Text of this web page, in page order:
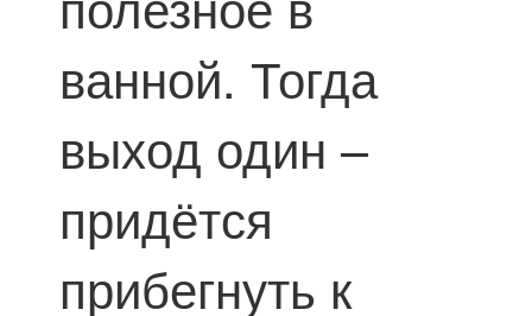
ванной. Тогда
выход один –
придётся
прибегнуть к